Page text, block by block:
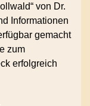
von Dr.
Informationen
gemacht
zum
erfolgreich